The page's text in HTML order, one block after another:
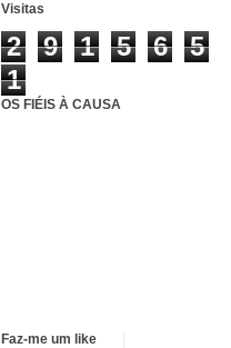
Visitas
2 9 1 5 6
5
1
OS FIÉIS À CAUSA
Faz-me um like